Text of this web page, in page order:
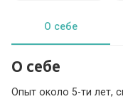
О себе
О себе
Опыт около 5-ти лет,